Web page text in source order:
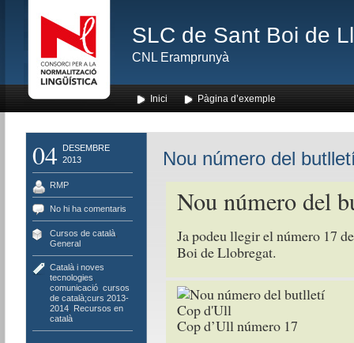
SLC de Sant Boi de
CNL Eramprunyà
Inici Pàgina d’exemple
04
DESEMBRE
2013
RMP
No hi ha comentaris
Cursos de català,
General
Català i noves
tecnologies
comunicació, cursos
de català;curs 2013-
2014, Recursos en
català
Nou número del
Nou número del
Ja podeu llegir el número 17
Boi de Llobregat.
Cop d’Ull número 17